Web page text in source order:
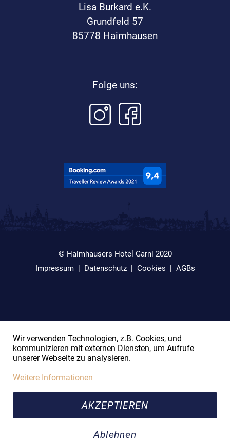
Lisa Burkard e.K.
Grundfeld 57
85778 Haimhausen
Folge uns:
© Haimhausers Hotel Garni 2020
Impressum| Datenschutz| Cookies | AGBs
Wir verwenden Technologien, z.B. Cookies, und
kommunizieren mit externen Diensten, um Aufrufe
unserer Webseite zu analysieren.
Weitere Informationen
AKZEPTIEREN
Ablehnen